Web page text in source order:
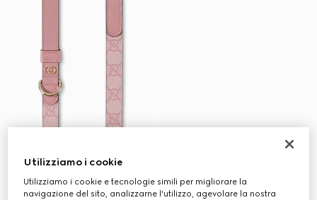
Utilizziamo i cookie
Utilizziamo i cookie e tecnologie simili per migliorare la
navigazione del sito, analizzarne l'utilizzo, agevolare la nostra